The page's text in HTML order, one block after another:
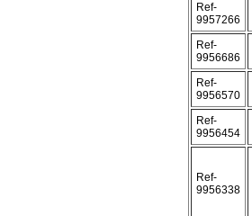
Ref-
9957266
Ref-
9956686
Ref-
9956570
Ref-
9956454
Ref-
9956338